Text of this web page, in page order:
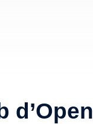
d’Open